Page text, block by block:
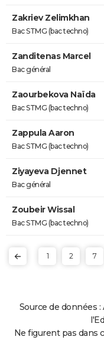
Zakriev Zelimkhan
Bac STMG (bac techno)
Zanditenas Marcel
Bac général
Zaourbekova Naïda
Bac STMG (bac techno)
Zappula Aaron
Bac STMG (bac techno)
Ziyayeva Djennet
Bac général
Zoubeir Wissal
Bac STMG (bac techno)
1 2 7
Source de données
Ne figurent pas dans